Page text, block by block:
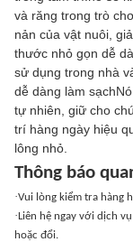
và răng trong trò
nản của vật nuôi,
thước nhỏ gọn dễ
sử dụng trong nhà
dễ dàng làm
tự nhiên, giữ cho
trí hàng ngày hiệu
lông nhỏ.
Thông báo
·Vui lòng kiểm tra hàng
·Liên hệ ngay với dịch
hoặc đổi.